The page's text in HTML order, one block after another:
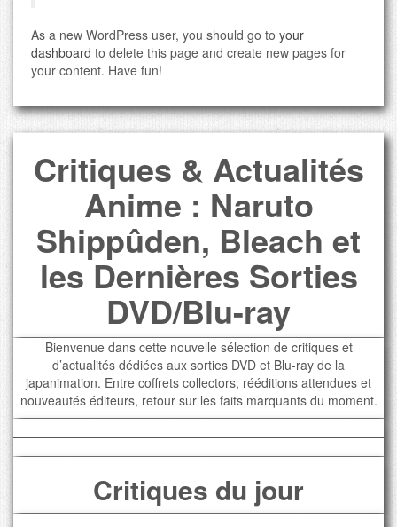
As a new WordPress user, you should go to your
dashboard to delete this page and create new pages for
your content. Have fun!
Critiques & Actualités
Anime : Naruto
Shippûden, Bleach et
les Dernières Sorties
DVD/Blu-ray
Bienvenue dans cette nouvelle sélection de critiques et
d’actualités dédiées aux sorties DVD et Blu-ray de la
japanimation. Entre coffrets collectors, rééditions attendues et
nouveautés éditeurs, retour sur les faits marquants du moment.
Critiques du jour